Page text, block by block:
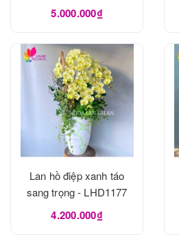
5.000.000₫
Lan hồ điệp xanh táo
sang trọng - LHD1177
4.200.000₫